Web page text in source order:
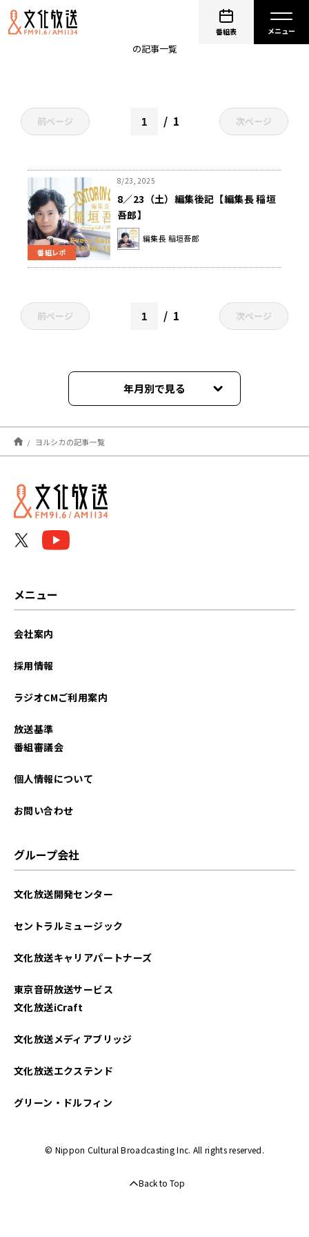
番組表
の記事一覧
前ページ 1 次ページ
番組レポ
8/23, 2025
8／23（土）編集後記【編集長 稲垣
吾郎】
編集長 稲垣吾郎
前ページ 1 次ページ
年月別で見る
2026年04月
2026年03月
2026年02月
ヨルシカの記事一覧
メニュー
会社案内
採用情報
ラジオCMご利用案内
放送基準
番組審議会
個人情報について
お問い合わせ
グループ会社
文化放送開発センター
セントラルミュージック
文化放送キャリアパートナーズ
東京音研放送サービス
文化放送iCraft
文化放送メディアブリッジ
文化放送エクステンド
グリーン・ドルフィン
© Nippon Cultural Broadcasting Inc. All rights reserved.
Back to Top